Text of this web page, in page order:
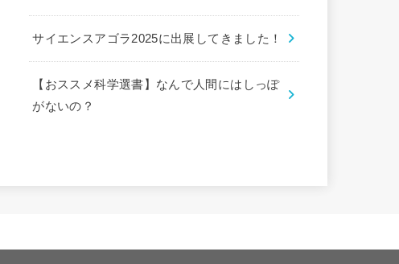
サイエンスアゴラ2025に出展してきました！
【おススメ科学選書】なんで人間にはしっぽ
がないの？